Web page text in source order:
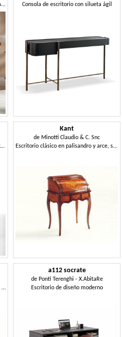
Escritorio con 5 cajones y dos cajones laterales.
Consola de escritorio con silueta ágil
Escritorio de madera de líneas curvas, con tapa de cuero.
Kant
de Minotti Claudio & C. Snc
Escritorio clásico en palisandro y arce, superior incrustaciones
Escritorio de nogal con 5 cajones, estilo clásico de lujo
a112 socrate
de Ponti Terenghi - X.AbitaRe
Escritorio de diseño moderno